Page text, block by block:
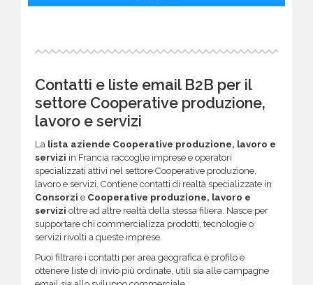
Contatti e liste email B2B per il
settore Cooperative produzione,
lavoro e servizi
La lista aziende Cooperative produzione, lavoro e
servizi in Francia raccoglie imprese e operatori
specializzati attivi nel settore Cooperative produzione,
lavoro e servizi. Contiene contatti di realtà specializzate in
Consorzi e Cooperative produzione, lavoro e
servizi oltre ad altre realtà della stessa filiera. Nasce per
supportare chi commercializza prodotti, tecnologie o
servizi rivolti a queste imprese.
Puoi filtrare i contatti per area geografica e profilo e
ottenere liste di invio più ordinate, utili sia alle campagne